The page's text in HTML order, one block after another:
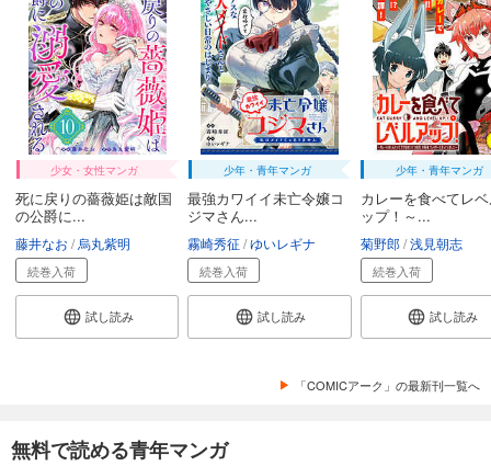
試し読み
あらすじを表示する
魔剣使いの元少年兵は、元敵幹部のお姉さんと一緒に生きたい（単話版）第30話
165円 (税込)
完結
カート
あらすじを表示する
魔剣使いの元少年兵は、元敵幹部のお姉さんと一緒に生きたい（単話版）第31話
完結
カート
試し読み
165円 (税込)
少女・女性マンガ
死に戻りの薔薇姫は敵国
の公爵に...
藤井なお 烏丸紫明
続巻入荷
試し読み
少年・青年マンガ
最強カワイイ未亡令嬢コ
ジマさん...
霧崎秀征 ゆいレギナ
続巻入荷
試し読み
少年・青年マンガ
カレーを食べてレ
ップ！～...
菊野郎 浅見朝志
続巻入荷
試し読み
「COMICアーク」の最新刊一覧へ
無料で読める青年マンガ